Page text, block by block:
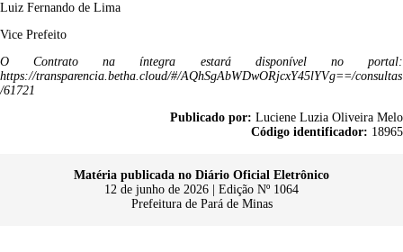
Luiz Fernando de Lima
Vice Prefeito
O Contrato na íntegra estará disponível no portal:
https://transparencia.betha.cloud/#/AQhSgAbWDwORjcxY45lYVg==/consultas
/61721
Publicado por: Luciene Luzia Oliveira Melo
Código identificador: 18965
Matéria publicada no Diário Oficial Eletrônico
12 de junho de 2026 | Edição Nº 1064
Prefeitura de Pará de Minas